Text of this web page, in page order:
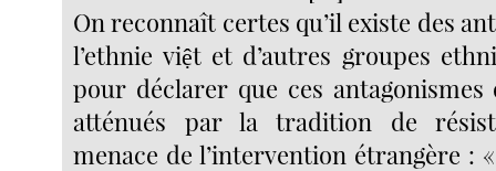
On reconnaît certes qu’il existe des
l’ethnie việt et d’autres groupes
pour déclarer que ces
atténués par la tradition de
menace de l’intervention étrangère :